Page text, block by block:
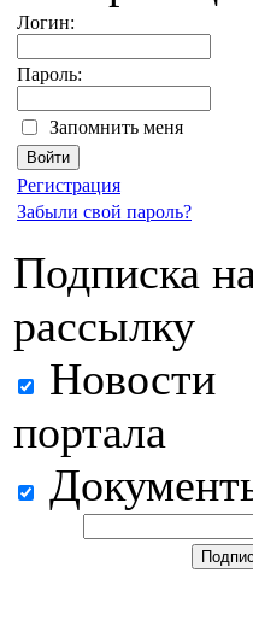
Логин:
Пароль:
Запомнить меня
Регистрация
Забыли свой пароль?
Подписка на
рассылку
Новости
портала